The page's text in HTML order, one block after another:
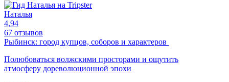
Наталья
4,94
67 отзывов
Рыбинск: город купцов, соборов и характеров
Полюбоваться волжскими просторами и ощутить
атмосферу дореволюционной эпохи